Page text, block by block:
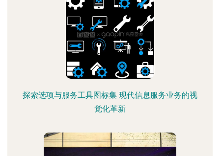
探索选项与服务工具图标集 现代信息服务业务的视
觉化革新